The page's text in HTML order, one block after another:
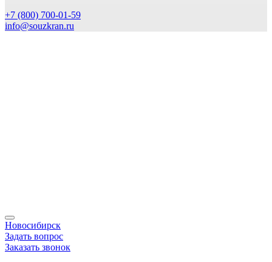
+7 (800) 700-01-59
info@souzkran.ru
Новосибирск
Задать вопрос
Заказать звонок